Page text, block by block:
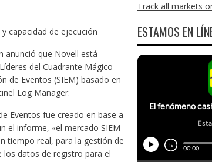
capacidad de ejecución
anunció que Novell está
del Cuadrante Mágico
de Eventos (SIEM) basado en
Log Manager.
Eventos fue creado en base a
el informe, «el mercado SIEM
tiempo real, para la gestión de
los datos de registro para el
Track all markets
ESTAMOS EN